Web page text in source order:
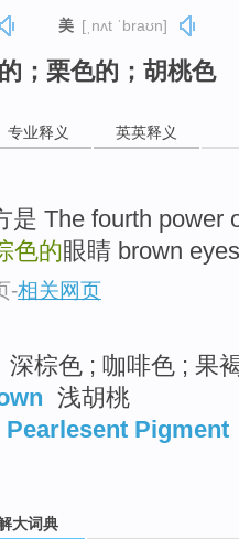
美 [ˌnʌt ˈbraʊn]
；栗色的；胡桃色
专业释义 英英释义
是 The fourth power
色的眼睛 brown
-相关网页
深棕色 ; 咖啡色 ; 果
浅胡桃
Pigment
大词典